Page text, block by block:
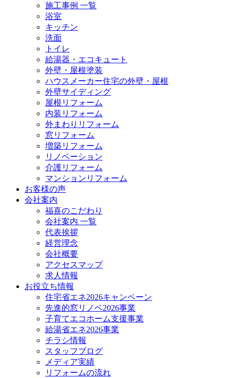
施工事例 一覧
浴室
キッチン
洗面
トイレ
給湯器・エコキュート
外壁・屋根塗装
ハウスメーカー住宅の外壁・屋根
外壁サイディング
屋根リフォーム
内装リフォーム
外まわりリフォーム
窓リフォーム
増築リフォーム
リノベーション
介護リフォーム
マンションリフォーム
お客様の声
会社案内
福喜のこだわり
会社案内 一覧
代表挨拶
経営理念
会社概要
アクセスマップ
求人情報
お役立ち情報
住宅省エネ2026キャンペーン
先進的窓リノベ2026事業
子育てエコホーム支援事業
給湯省エネ2026事業
チラシ情報
スタッフブログ
メディア実績
リフォームの流れ